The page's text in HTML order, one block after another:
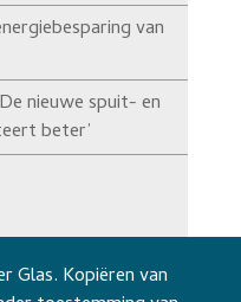
van
nieuwe spuit- en
beter’
Glas. Kopiëren van